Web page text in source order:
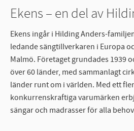
Ekens – en del av
Ekens ingår i Hilding Anders-
ledande sängtillverkaren i Europa
Malmö. Företaget grundades 1939
över 60 länder, med sammanlagt
länder runt om i världen. Med ett
konkurrenskraftiga varumärken
sängar och madrasser för alla behov